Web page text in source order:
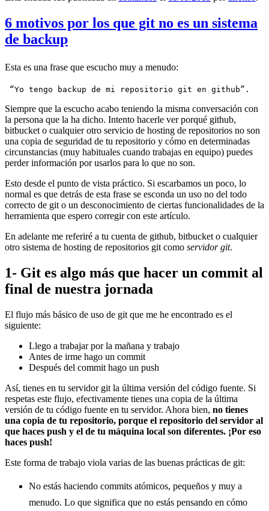
6 motivos por los que git no es un sistema
de backup
Esta es una frase que escucho muy a menudo:
“Yo tengo backup de mi repositorio git en github”.
Siempre que la escucho acabo teniendo la misma conversación con
la persona que la ha dicho. Intento hacerle ver porqué github,
bitbucket o cualquier otro servicio de hosting de repositorios no son
una copia de seguridad de tu repositorio y cómo en determinadas
circunstancias (muy habituales cuando trabajas en equipo) puedes
perder información por usarlos para lo que no son.
Esto desde el punto de vista práctico. Si escarbamos un poco, lo
normal es que detrás de esta frase se esconda un uso no del todo
correcto de git o un desconocimiento de ciertas funcionalidades de la
herramienta que espero corregir con este artículo.
En adelante me referiré a tu cuenta de github, bitbucket o cualquier
otro sistema de hosting de repositorios git como servidor git.
1- Git es algo más que hacer un commit al
final de nuestra jornada
El flujo más básico de uso de git que me he encontrado es el
siguiente:
Llego a trabajar por la mañana y trabajo
Antes de irme hago un commit
Después del commit hago un push
Así, tienes en tu servidor git la última versión del código fuente. Si
respetas este flujo, efectivamente tienes una copia de la última
versión de tu código fuente en tu servidor. Ahora bien, no tienes
una copia de tu repositorio, porque el repositorio del servidor al
que haces push y el de tu máquina local son diferentes. ¡Por eso
haces push!
Este forma de trabajo viola varias de las buenas prácticas de git:
No estás haciendo commits atómicos, pequeños y muy a
menudo. Lo que significa que no estás pensando en cómo